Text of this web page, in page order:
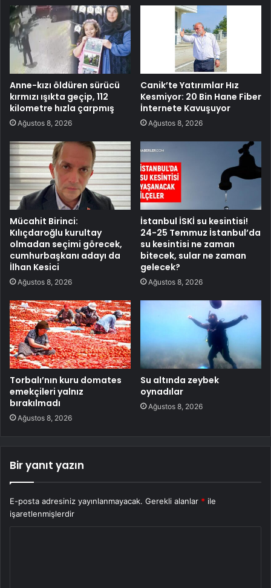
Anne-kızı öldüren sürücü
kırmızı ışıkta geçip, 112
kilometre hızla çarpmış
Ağustos 8, 2026
Canik’te Yatırımlar Hız
Kesmiyor: 20 Bin Hane Fiber
İnternete Kavuşuyor
Ağustos 8, 2026
Mücahit Birinci:
Kılıçdaroğlu kurultay
olmadan seçimi görecek,
cumhurbaşkanı adayı da
İlhan Kesici
Ağustos 8, 2026
İstanbul İSKİ su kesintisi!
24-25 Temmuz İstanbul’da
su kesintisi ne zaman
bitecek, sular ne zaman
gelecek?
Ağustos 8, 2026
Torbalı’nın kuru domates
emekçileri yalnız
bırakılmadı
Ağustos 8, 2026
Su altında zeybek
oynadılar
Ağustos 8, 2026
Bir yanıt yazın
E-posta adresiniz yayınlanmayacak. Gerekli alanlar * ile
işaretlenmişlerdir